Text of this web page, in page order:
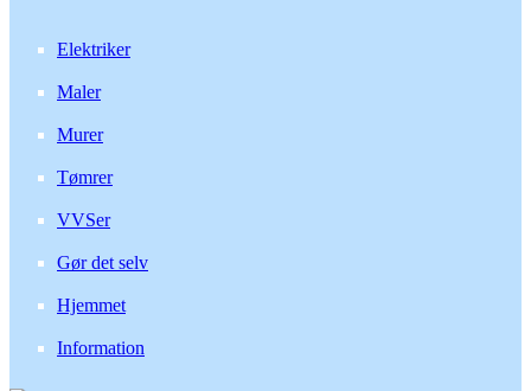
Elektriker
Maler
Murer
Tømrer
VVSer
Gør det selv
Hjemmet
Information